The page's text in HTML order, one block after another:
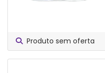
Produto sem oferta